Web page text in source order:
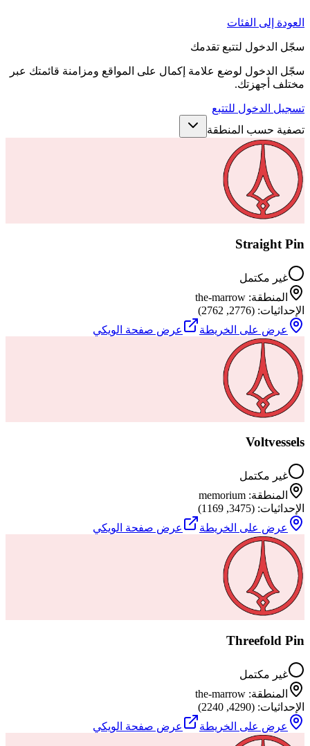
العودة إلى الفئات
سجّل الدخول لتتبع تقدمك
سجّل الدخول لوضع علامة إكمال على المواقع ومزامنة قائمتك عبر
مختلف أجهزتك.
تسجيل الدخول للتتبع
تصفية حسب المنطقة
Straight Pin
غير مكتمل
المنطقة:
the-marrow
الإحداثيات: (
2776
,
2762
)
عرض على الخريطة
عرض صفحة الويكي
Voltvessels
غير مكتمل
المنطقة:
memorium
الإحداثيات: (
3475
,
1169
)
عرض على الخريطة
عرض صفحة الويكي
Threefold Pin
غير مكتمل
المنطقة:
the-marrow
الإحداثيات: (
4290
,
2240
)
عرض على الخريطة
عرض صفحة الويكي